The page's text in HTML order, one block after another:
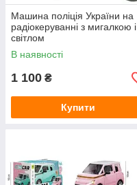
Машина поліція України на
радіокеруванні з мигалкою і
світлом
В наявності
1 100 ₴
Купити